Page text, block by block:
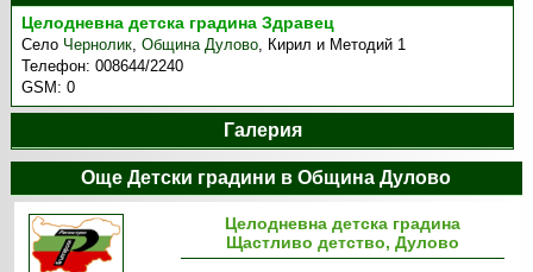
Целодневна детска градина Здравец
Село Чернолик,Община Дулово, Кирил и Методий 1
Телефон:008644/2240
GSM:0
Галерия
Още Детски градини в Община Дулово
Целодневна детска градина
Щастливо детство, Дулово